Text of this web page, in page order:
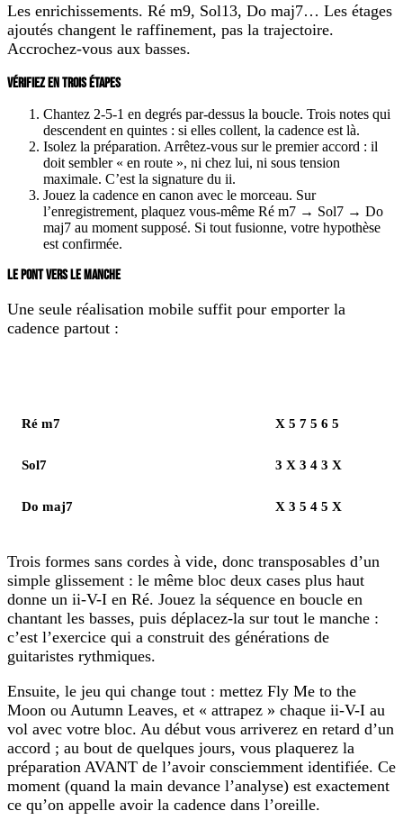
Les enrichissements. Ré m9, Sol13, Do maj7… Les étages
ajoutés changent le raffinement, pas la trajectoire.
Accrochez-vous aux basses.
VÉRIFIEZ EN TROIS ÉTAPES
Chantez 2-5-1 en degrés par-dessus la boucle. Trois notes qui
descendent en quintes : si elles collent, la cadence est là.
Isolez la préparation. Arrêtez-vous sur le premier accord : il
doit sembler « en route », ni chez lui, ni sous tension
maximale. C’est la signature du ii.
Jouez la cadence en canon avec le morceau. Sur
l’enregistrement, plaquez vous-même Ré m7 → Sol7 → Do
maj7 au moment supposé. Si tout fusionne, votre hypothèse
est confirmée.
LE PONT VERS LE MANCHE
Une seule réalisation mobile suffit pour emporter la
cadence partout :
Ré m7 X 5 7 5 6 5
Sol7 3 X 3 4 3 X
Do maj7 X 3 5 4 5 X
Trois formes sans cordes à vide, donc transposables d’un
simple glissement : le même bloc deux cases plus haut
donne un ii-V-I en Ré. Jouez la séquence en boucle en
chantant les basses, puis déplacez-la sur tout le manche :
c’est l’exercice qui a construit des générations de
guitaristes rythmiques.
Ensuite, le jeu qui change tout : mettez Fly Me to the
Moon ou Autumn Leaves, et « attrapez » chaque ii-V-I au
vol avec votre bloc. Au début vous arriverez en retard d’un
accord ; au bout de quelques jours, vous plaquerez la
préparation AVANT de l’avoir consciemment identifiée. Ce
moment (quand la main devance l’analyse) est exactement
ce qu’on appelle avoir la cadence dans l’oreille.